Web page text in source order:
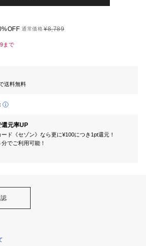
通常価格¥8,789
まで
送料無料
還元率UP
ド《セゾン》なら更に¥100につき1pt還元！
でご利用可能！